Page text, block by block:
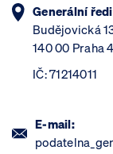
Generální
Budějovická
140 00 Praha 4
IČ: 71214011
E-mail: